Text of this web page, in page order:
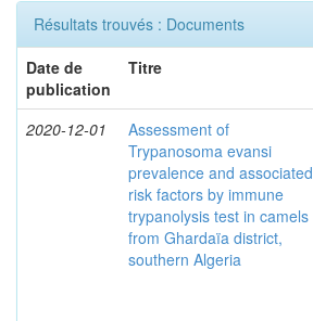
Résultats trouvés : Documents
Date de
publication
Titre
2020-12-01
Assessment of
Trypanosoma evansi
prevalence and associated
risk factors by immune
trypanolysis test in camels
from Ghardaïa district,
southern Algeria